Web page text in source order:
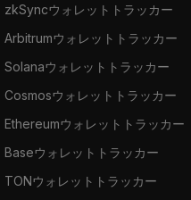
zkSyncウォレットトラッカー
Arbitrumウォレットトラッカー
Solanaウォレットトラッカー
Cosmosウォレットトラッカー
Ethereumウォレットトラッカー
Baseウォレットトラッカー
TONウォレットトラッカー